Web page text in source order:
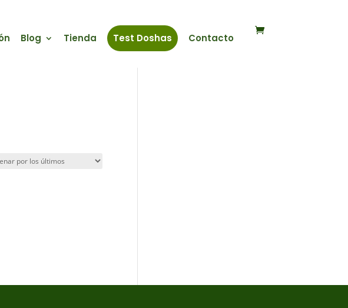
Blog Tienda Test Doshas Contacto